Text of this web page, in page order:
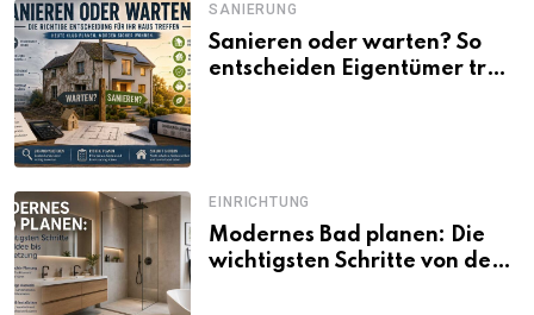
SANIERUNG
Sanieren oder warten? So
entscheiden Eigentümer trotz
EINRICHTUNG
Modernes Bad planen: Die
wichtigsten Schritte von der